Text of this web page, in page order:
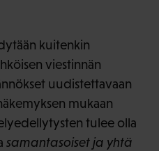
kuitenkin
viestinnän
uudistettavaan
mukaan
tulee olla
samantasoiset ja yhtä